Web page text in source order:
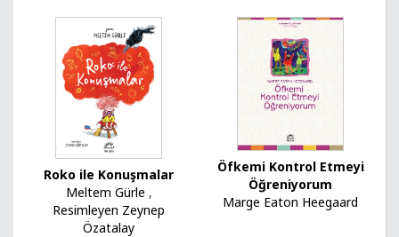
Roko ile Konuşmalar
Meltem Gürle ,
Resimleyen Zeynep
Özatalay
Öfkemi Kontrol Etmeyi
Öğreniyorum
Marge Eaton Heegaard